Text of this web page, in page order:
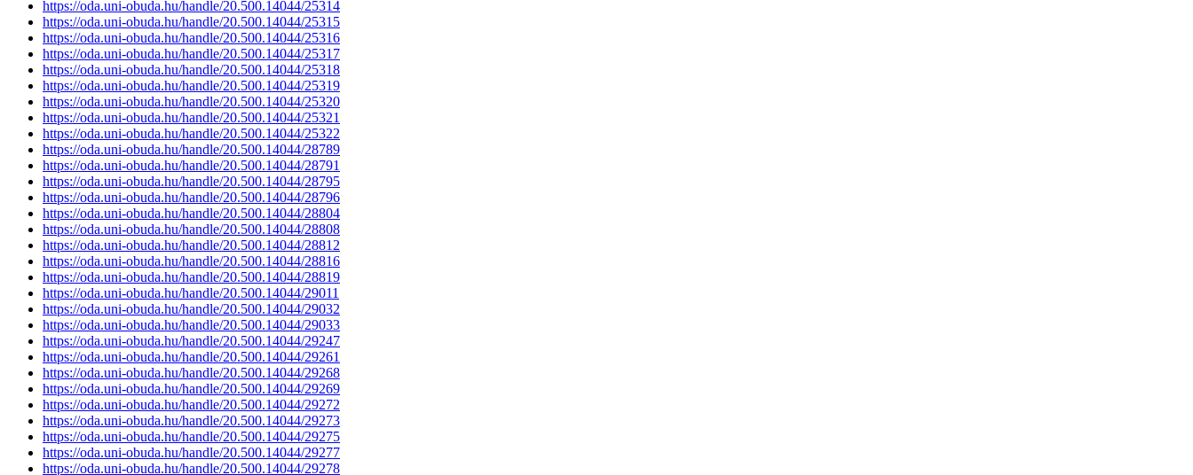
https://oda.uni-obuda.hu/handle/20.500.14044/25314
https://oda.uni-obuda.hu/handle/20.500.14044/25315
https://oda.uni-obuda.hu/handle/20.500.14044/25316
https://oda.uni-obuda.hu/handle/20.500.14044/25317
https://oda.uni-obuda.hu/handle/20.500.14044/25318
https://oda.uni-obuda.hu/handle/20.500.14044/25319
https://oda.uni-obuda.hu/handle/20.500.14044/25320
https://oda.uni-obuda.hu/handle/20.500.14044/25321
https://oda.uni-obuda.hu/handle/20.500.14044/25322
https://oda.uni-obuda.hu/handle/20.500.14044/28789
https://oda.uni-obuda.hu/handle/20.500.14044/28791
https://oda.uni-obuda.hu/handle/20.500.14044/28795
https://oda.uni-obuda.hu/handle/20.500.14044/28796
https://oda.uni-obuda.hu/handle/20.500.14044/28804
https://oda.uni-obuda.hu/handle/20.500.14044/28808
https://oda.uni-obuda.hu/handle/20.500.14044/28812
https://oda.uni-obuda.hu/handle/20.500.14044/28816
https://oda.uni-obuda.hu/handle/20.500.14044/28819
https://oda.uni-obuda.hu/handle/20.500.14044/29011
https://oda.uni-obuda.hu/handle/20.500.14044/29032
https://oda.uni-obuda.hu/handle/20.500.14044/29033
https://oda.uni-obuda.hu/handle/20.500.14044/29247
https://oda.uni-obuda.hu/handle/20.500.14044/29261
https://oda.uni-obuda.hu/handle/20.500.14044/29268
https://oda.uni-obuda.hu/handle/20.500.14044/29269
https://oda.uni-obuda.hu/handle/20.500.14044/29272
https://oda.uni-obuda.hu/handle/20.500.14044/29273
https://oda.uni-obuda.hu/handle/20.500.14044/29275
https://oda.uni-obuda.hu/handle/20.500.14044/29277
https://oda.uni-obuda.hu/handle/20.500.14044/29278